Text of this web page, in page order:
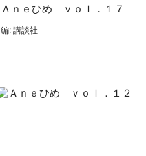
Ａｎｅひめ ｖｏｌ．１７
編: 講談社